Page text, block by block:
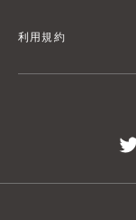
利用規約